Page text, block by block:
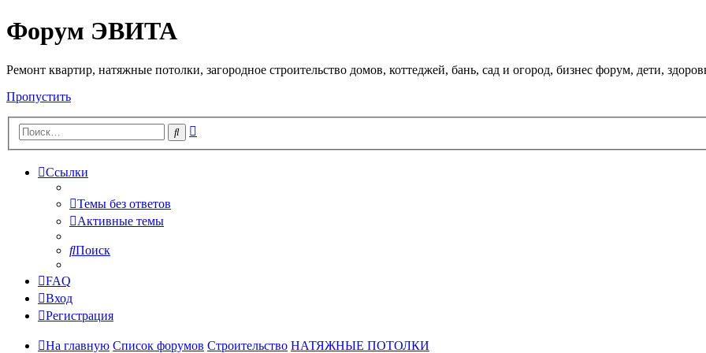
Регистрация
Форум ЭВИТА
Ремонт квартир, натяжные потолки, загородное строительство домов, коттеджей, бань, сад и огород, бизнес форум, дети,
Пропустить
Поиск
Ссылки
Темы без ответов
Активные темы
Поиск
FAQ
Вход
Регистрация
На главную Список форумов Строительство НАТЯЖНЫЕ ПОТОЛКИ